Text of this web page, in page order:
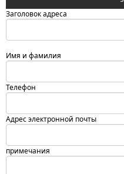
Заголовок адреса
Имя и фамилия
Телефон
Адрес электронной почты
примечания